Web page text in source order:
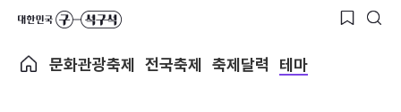
문화관광축제 전국축제 축제달력 테마